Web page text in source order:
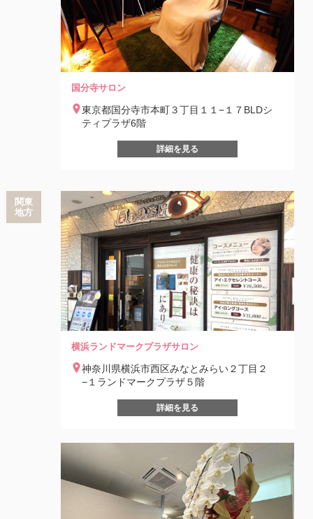
国分寺サロン
東京都国分寺市本町３丁目１１−１７BLDシ
ティプラザ6階
詳細を見る
関東
地方
横浜ランドマークプラザサロン
神奈川県横浜市西区みなとみらい２丁目２
−１ランドマークプラザ５階
詳細を見る